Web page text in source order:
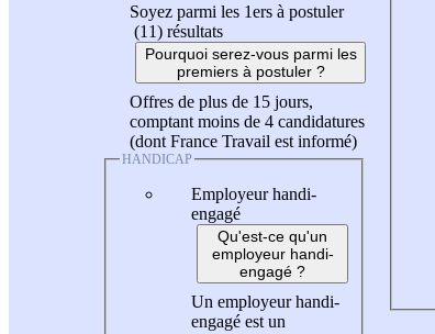
Soyez parmi les 1ers à postuler
(11) résultats
Pourquoi serez-vous parmi les
premiers à postuler ?
Offres de plus de 15 jours,
comptant moins de 4 candidatures
(dont France Travail est informé)
HANDICAP
Employeur handi-
engagé
Qu'est-ce qu'un
employeur handi-
engagé ?
Un employeur handi-
engagé est un